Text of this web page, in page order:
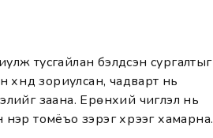
тусгайлан бэлдсэн сургалтыг
хүнд зориулсан, чадварт нь
заана. Ерөнхий чиглэл нь
томёъо зэрэг хүрээг хамарна.